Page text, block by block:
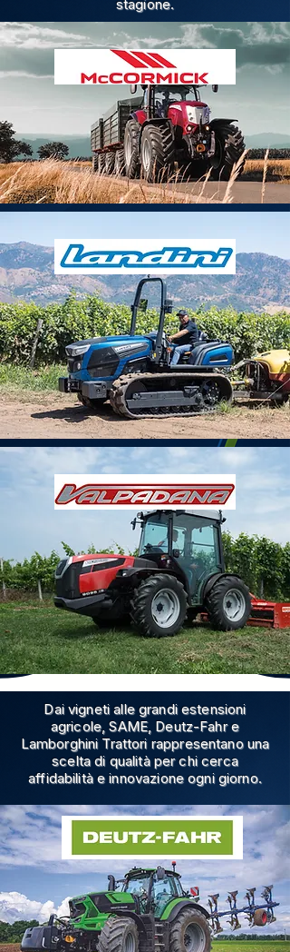
stagione.
Dai vigneti alle grandi estensioni
agricole, SAME, Deutz-Fahr e
Lamborghini Trattori rappresentano una
scelta di qualità per chi cerca
affidabilità e innovazione ogni giorno.